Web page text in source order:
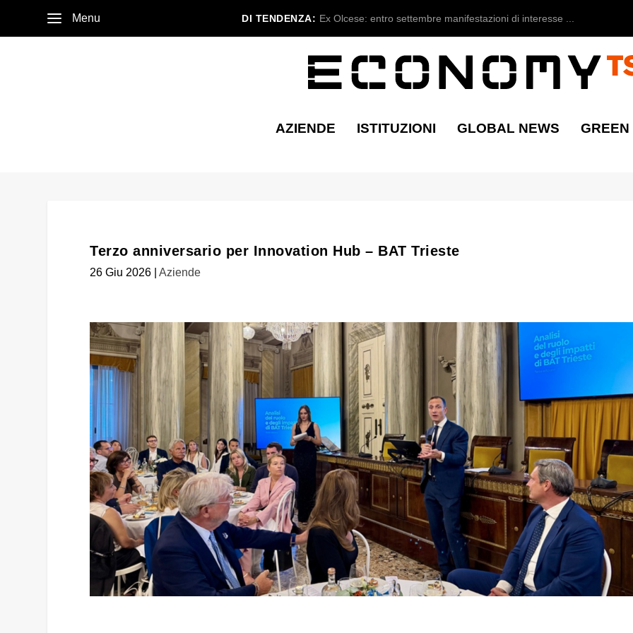
Menu DI TENDENZA: Ex Olcese: entro settembre manifestazioni di interesse ...
AZIENDE ISTITUZIONI GLOBAL NEWS GREEN
Terzo anniversario per Innovation Hub – BAT Trieste
26 Giu 2026 |Aziende